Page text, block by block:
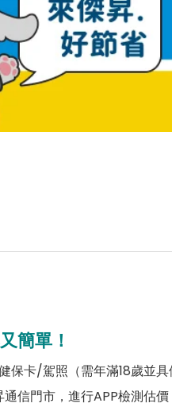
簡單！
卡/駕照（需年滿18歲並具
信門市，進行APP檢測估價